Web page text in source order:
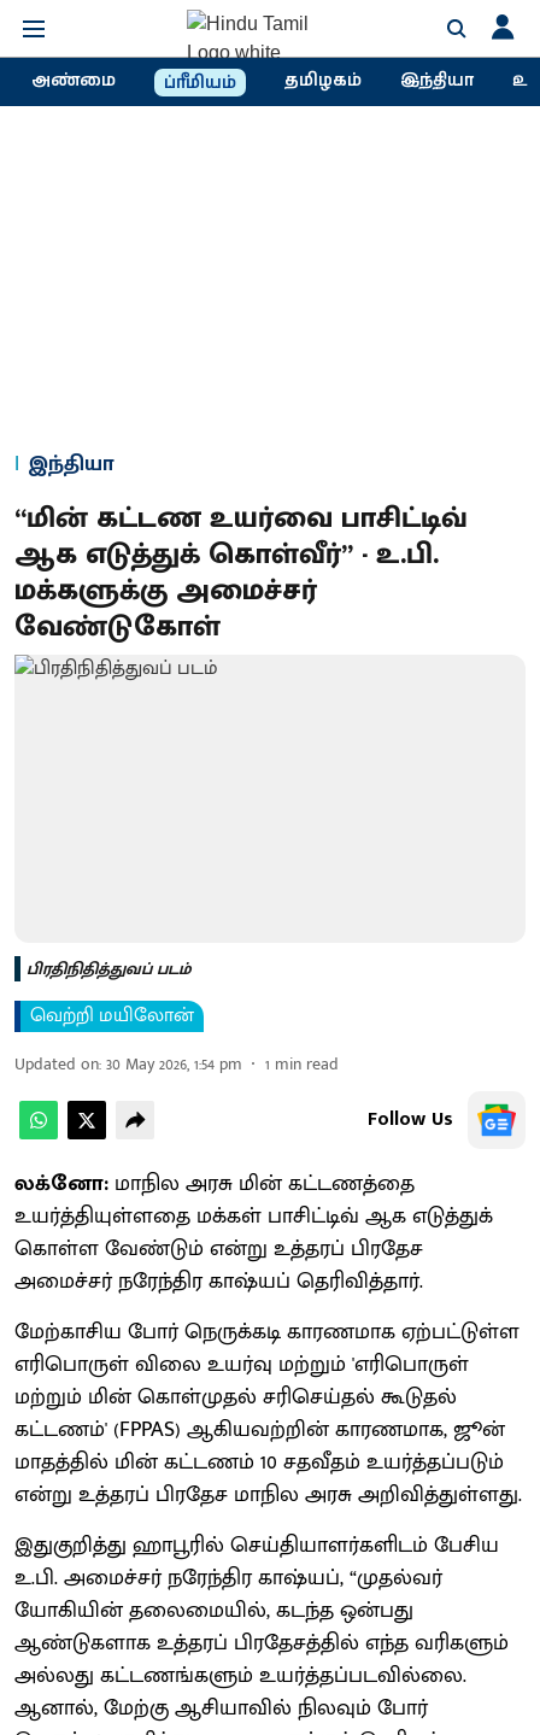
அண்மை ப்ரீமியம் தமிழகம் இந்தியா
இந்தியா
“மின் கட்டண உயர்வை பாசிட்டிவ்
ஆக எடுத்துக் கொள்வீர்” - உ.பி.
மக்களுக்கு அமைச்சர்
வேண்டுகோள்
பிரதிநிதித்துவப் படம்
வெற்றி மயிலோன்
Updated on:30 May 2026, 1:54 pm 1 min read
Follow Us
லக்னோ: மாநில அரசு மின் கட்டணத்தை
உயர்த்தியுள்ளதை மக்கள் பாசிட்டிவ் ஆக எடுத்துக்
கொள்ள வேண்டும் என்று உத்தரப் பிரதேச
அமைச்சர் நரேந்திர காஷ்யப் தெரிவித்தார்.
மேற்காசிய போர் நெருக்கடி காரணமாக ஏற்பட்டுள்ள
எரிபொருள் விலை உயர்வு மற்றும் 'எரிபொருள்
மற்றும் மின் கொள்முதல் சரிசெய்தல் கூடுதல்
கட்டணம்' (FPPAS) ஆகியவற்றின் காரணமாக, ஜூன்
மாதத்தில் மின் கட்டணம் 10 சதவீதம் உயர்த்தப்படும்
என்று உத்தரப் பிரதேச மாநில அரசு அறிவித்துள்ளது.
இதுகுறித்து ஹாபூரில் செய்தியாளர்களிடம் பேசிய
உ.பி. அமைச்சர் நரேந்திர காஷ்யப், “முதல்வர்
யோகியின் தலைமையில், கடந்த ஒன்பது
ஆண்டுகளாக உத்தரப் பிரதேசத்தில் எந்த வரிகளும்
அல்லது கட்டணங்களும் உயர்த்தப்படவில்லை.
ஆனால், மேற்கு ஆசியாவில் நிலவும் போர்